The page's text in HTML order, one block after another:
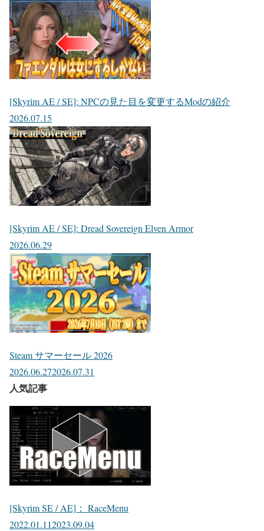
[Skyrim AE / SE]: NPCの見た目を変更するModの紹介
2026.07.15
[Skyrim AE / SE]: Dread Sovereign Elven Armor
2026.06.29
Steam サマーセール 2026
2026.06.272026.07.31
人気記事
[Skyrim SE / AE]： RaceMenu
2022.01.112023.09.04